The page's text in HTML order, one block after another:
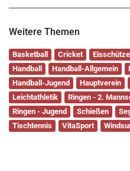
Weitere Themen
Basketball Cricket
Handball
Handball-Allgemein
Handball-Jugend
Hauptverein
Leichtathletik
Ringen - 2.
Ringen - Jugend
Schießen
Tischtennis
VitaSport